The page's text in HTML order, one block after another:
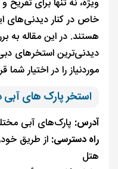
ویژه، نه تنها برای
خاص در کنار دیدنی‌های
هستند. در این مقاله به
دیدنی‌ترین استخرهای
موردنیاز را در اختیار شما
استخر پارک های آبی
آدرس: پارک‌های آبی
راه دسترسی: از طریق
هتل